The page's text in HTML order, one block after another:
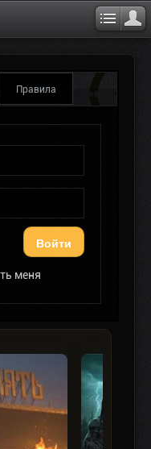
Правила
Войти
меня